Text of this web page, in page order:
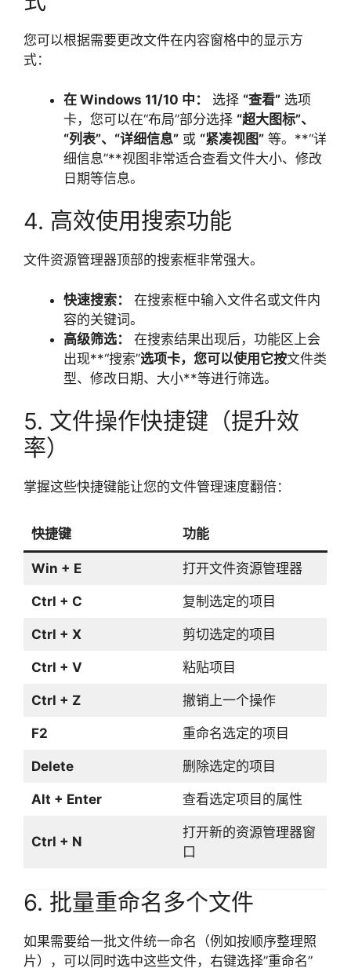
您可以根据需要更改文件在内容窗格中的显示方
式：
在 Windows 11/10 中： 选择 “查看” 选项
卡，您可以在“布局”部分选择 “超大图标”、
“列表”、“详细信息” 或 “紧凑视图” 等。**“详
细信息”**视图非常适合查看文件大小、修改
日期等信息。
4. 高效使用搜索功能
文件资源管理器顶部的搜索框非常强大。
快速搜索：
在搜索框中输入文件名或文件内
容的关键词。
高级筛选：
在搜索结果出现后，功能区上会
出现**“搜索”选项卡，您可以使用它按文件类
型、修改日期、大小**等进行筛选。
5. 文件操作快捷键（提升效
率）
掌握这些快捷键能让您的文件管理速度翻倍：
快捷键 功能
Win + E 打开文件资源管理器
Ctrl + C 复制选定的项目
Ctrl + X 剪切选定的项目
Ctrl + V 粘贴项目
Ctrl + Z 撤销上一个操作
F2 重命名选定的项目
Delete 删除选定的项目
Alt + Enter 查看选定项目的属性
Ctrl + N
打开新的资源管理器窗
口
6. 批量重命名多个文件
如果需要给一批文件统一命名（例如按顺序整理照
片），可以同时选中这些文件，右键选择”重命名”